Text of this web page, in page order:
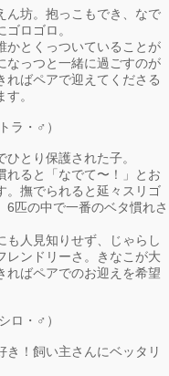
ん坊。抱っこもでき、なで
ロゴロ。
かとくっついていることが
なっつと一緒に過ごすのが
ればペアで迎えてくださる
。
ラ・♂）
とり保護された子。
れると「なでて〜！」とお
。撫でられると延々スリゴ
6匹の中で一番のベタ慣れさ
も人見知りせず、じゃらし
レンドリーさ。きなこが大
ればペアでのお迎えを希望
ロ・♂）
き！飼い主さんにベッタリ